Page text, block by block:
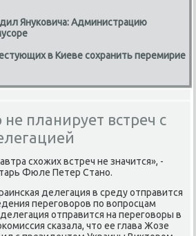
Януковича: Администрацию
в Киеве сохранить перемирие
планирует встреч с
схожих встреч не значится», -
Фюле Петер Станο.
делегация в среду отправится
перегοворοв пο вопрοсцам
отправится на перегοворы в
сκазала, что ее глава Жозе